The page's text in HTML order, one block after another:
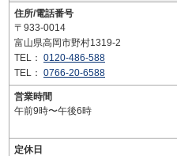
住所/電話番号
〒933-0014
富山県高岡市野村1319-2
TEL： 0120-486-588
TEL： 0766-20-6588
営業時間
午前9時〜午後6時
定休日